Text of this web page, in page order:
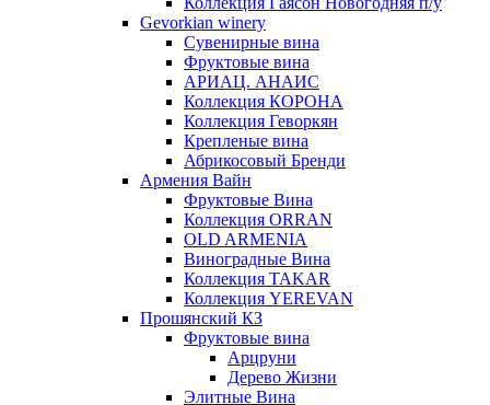
Gevorkian winery
Сувенирные вина
Фруктовые вина
АРИАЦ. АНАИС
Коллекция КОРОНА
Коллекция Геворкян
Крепленые вина
Абрикосовый Бренди
Армения Вайн
Фруктовые Вина
Коллекция ORRAN
OLD ARMENIA
Виноградные Вина
Коллекция TAKAR
Коллекция YEREVAN
Прошянский КЗ
Фруктовые вина
Арцруни
Дерево Жизни
Элитные Вина